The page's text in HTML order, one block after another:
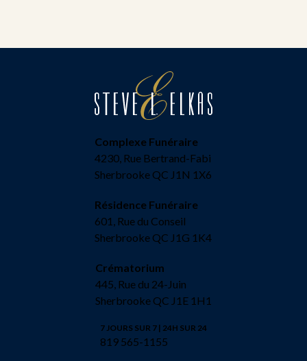
Complexe Funéraire
4230, Rue Bertrand-Fabi
Sherbrooke QC J1N 1X6
Résidence Funéraire
601, Rue du Conseil
Sherbrooke QC J1G 1K4
Crématorium
445, Rue du 24-Juin
Sherbrooke QC J1E 1H1
7 JOURS SUR 7 | 24H SUR 24
819 565-1155